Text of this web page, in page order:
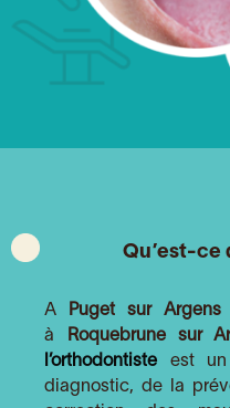
Qu’est-ce
A Puget sur Argens
à
Roquebrune sur
l’orthodontiste est un
diagnostic, de la